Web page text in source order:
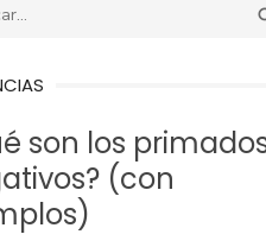
son los
(con